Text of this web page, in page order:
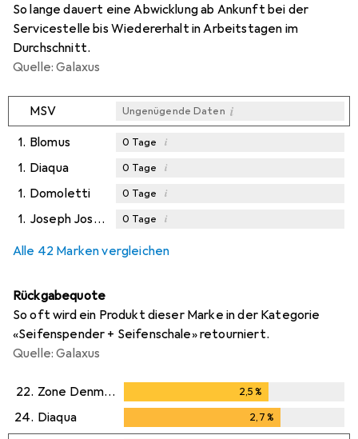
So lange dauert eine Abwicklung ab Ankunft bei der
Servicestelle bis Wiedererhalt in Arbeitstagen im
Durchschnitt.
Quelle: Galaxus
MSV Ungenügende Daten i
1. Blomus 0 Tage i
1. Diaqua 0 Tage i
1. Domoletti 0 Tage i
1. Joseph Joseph 0 Tage i
Alle 42 Marken vergleichen
Rückgabequote
So oft wird ein Produkt dieser Marke in der Kategorie
«Seifenspender + Seifenschale» retourniert.
Quelle: Galaxus
22. Zone Denmark 2,5%
24. Diaqua 2,7%